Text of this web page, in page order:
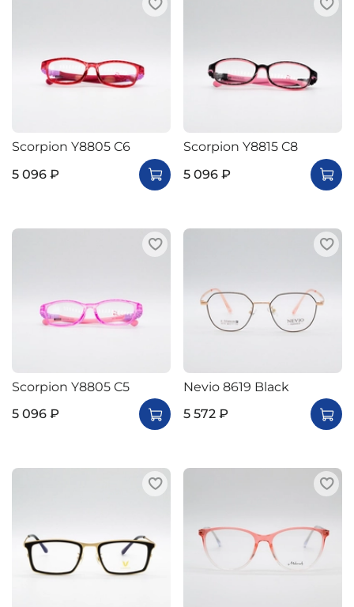
Scorpion Y8805 C6
5 096 ₽
Scorpion Y8815 C8
5 096 ₽
Scorpion Y8805 C5
5 096 ₽
Nevio 8619 Black
5 572 ₽